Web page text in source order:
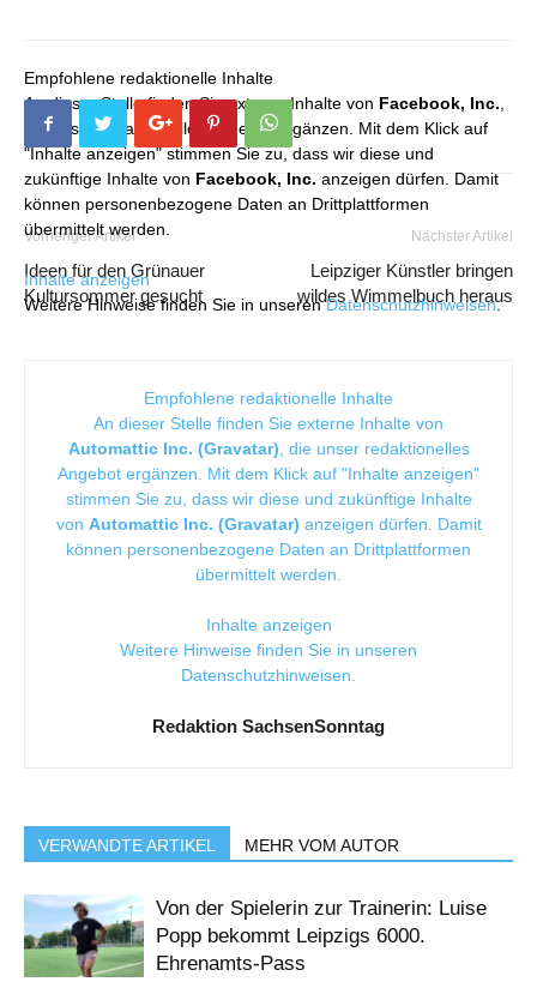
Empfohlene redaktionelle Inhalte
An dieser Stelle finden Sie externe Inhalte von Facebook, Inc.
die unser redaktionelles Angebot ergänzen. Mit dem Klick auf
"Inhalte anzeigen" stimmen Sie zu, dass wir diese und
zukünftige Inhalte von Facebook, Inc. anzeigen dürfen. Damit
können personenbezogene Daten an Drittplattformen
übermittelt werden.
Inhalte anzeigen
Weitere Hinweise finden Sie in unserenDatenschutzhinweisen.
Vorheriger Artikel
Ideen für den Grünauer
Kultursommer gesucht
Nächster Artikel
Leipziger Künstler bringen
wildes Wimmelbuch heraus
Empfohlene redaktionelle Inhalte
An dieser Stelle finden Sie externe Inhalte von
Automattic Inc. (Gravatar) , die unser redaktionelles
Angebot ergänzen. Mit dem Klick auf "Inhalte anzeigen"
stimmen Sie zu, dass wir diese und zukünftige Inhalte
von Automattic Inc. (Gravatar) anzeigen dürfen. Damit
können personenbezogene Daten an Drittplattformen
übermittelt werden.
Inhalte anzeigen
Weitere Hinweise finden Sie in unseren
Datenschutzhinweisen
Redaktion SachsenSonntag
VERWANDTE ARTIKEL MEHR VOM AUTOR
Von der Spielerin zur Trainerin: Luise
Popp bekommt Leipzigs 6000.
Ehrenamts-Pass